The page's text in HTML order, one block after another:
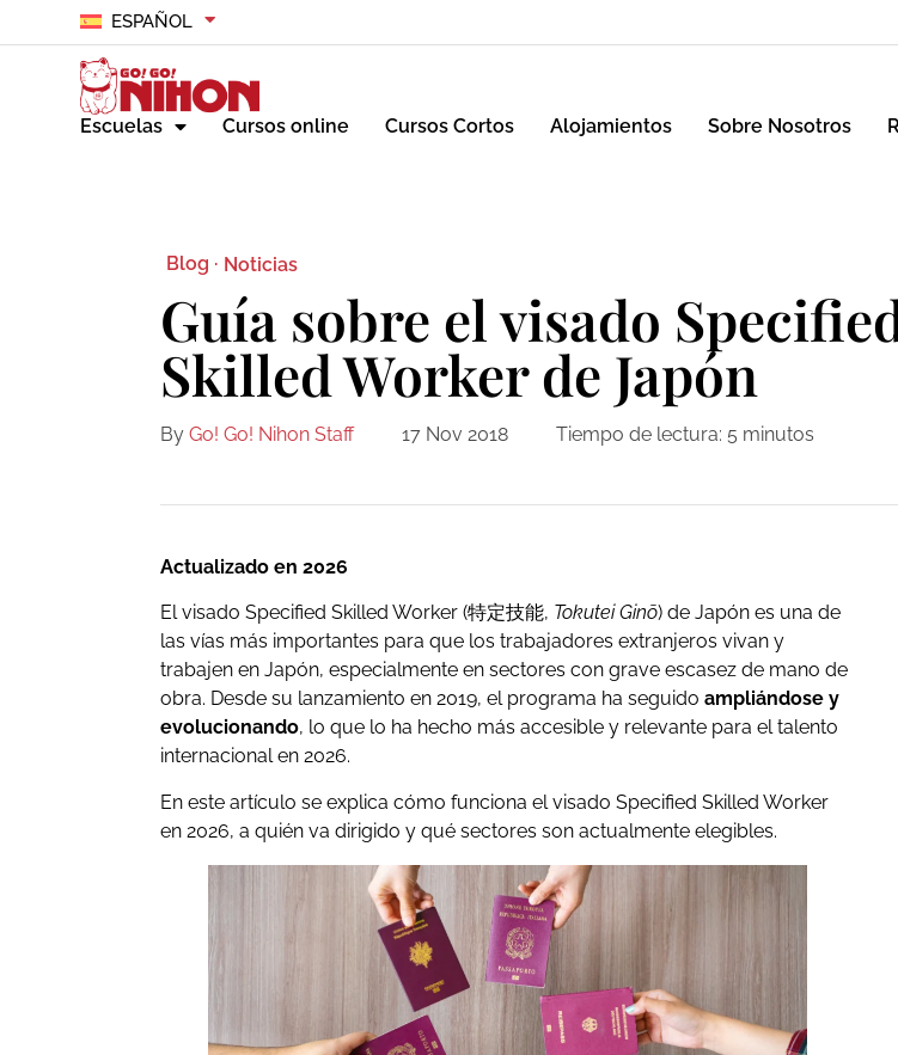
ESPAÑOL
Escuelas Cursos online Cursos Cortos Alojamientos Sobre Nosotros
Blog · Noticias
Guía sobre el visado
Skilled Worker de Japón
By Go! Go! Nihon Staff 17 Nov 2018 Tiempo de lectura: 5 minutos
Actualizado en 2026
El visado Specified Skilled Worker (特定技能, Tokutei Ginō) de Japón es una de
las vías más importantes para que los trabajadores extranjeros vivan y
trabajen en Japón, especialmente en sectores con grave escasez de mano de
obra. Desde su lanzamiento en 2019, el programa ha seguidoampliándose y
evolucionando, lo que lo ha hecho más accesible y relevante para el talento
internacional en 2026.
En este artículo se explica cómo funciona el visado Specified Skilled Worker
en 2026, a quién va dirigido y qué sectores son actualmente elegibles.